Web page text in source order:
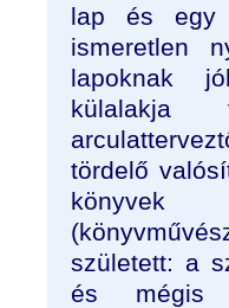
lap és egy
ismeretlen
lapoknak
tördelő
született: a
és mégis